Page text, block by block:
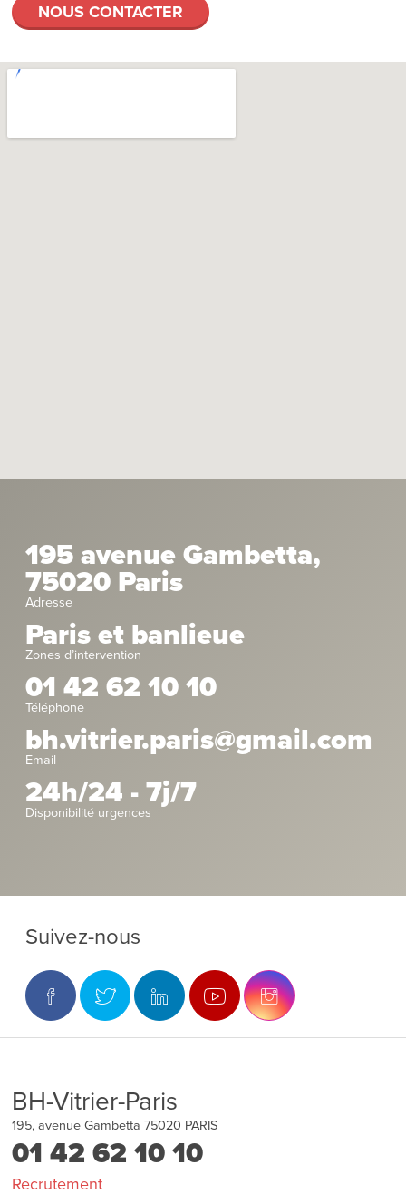
NOUS CONTACTER
195 avenue Gambetta,
75020 Paris
Adresse
Paris et banlieue
Zones d’intervention
01 42 62 10 10
Téléphone
bh.vitrier.paris@gmail.com
Email
24h/24 - 7j/7
Disponibilité urgences
Suivez-nous
BH-Vitrier-Paris
195, avenue Gambetta 75020 PARIS
01 42 62 10 10
Recrutement